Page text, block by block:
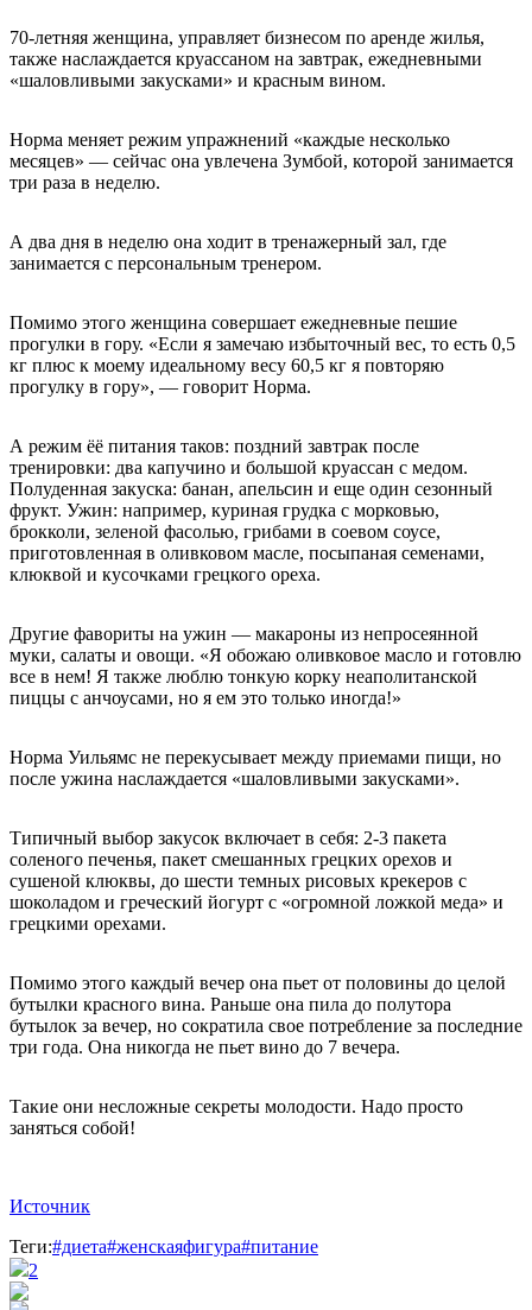
70-летняя женщина, управляет бизнесом по аренде жилья,
также наслаждается круассаном на завтрак, ежедневными
«шаловливыми закусками» и красным вином.
Норма меняет режим упражнений «каждые несколько
месяцев» — сейчас она увлечена Зумбой, которой занимается
три раза в неделю.
А два дня в неделю она ходит в тренажерный зал, где
занимается с персональным тренером.
Помимо этого женщина совершает ежедневные пешие
прогулки в гору. «Если я замечаю избыточный вес, то есть 0,5
кг плюс к моему идеальному весу 60,5 кг я повторяю
прогулку в гору», — говорит Норма.
А режим ёё питания таков: поздний завтрак после
тренировки: два капучино и большой круассан с медом.
Полуденная закуска: банан, апельсин и еще один сезонный
фрукт. Ужин: например, куриная грудка с морковью,
брокколи, зеленой фасолью, грибами в соевом соусе,
приготовленная в оливковом масле, посыпаная семенами,
клюквой и кусочками грецкого ореха.
Другие фавориты на ужин — макароны из непросеянной
муки, салаты и овощи. «Я обожаю оливковое масло и готовлю
все в нем! Я также люблю тонкую корку неаполитанской
пиццы с анчоусами, но я ем это только иногда!»
Норма Уильямс не перекусывает между приемами пищи, но
после ужина наслаждается «шаловливыми закусками».
Типичный выбор закусок включает в себя: 2-3 пакета
соленого печенья, пакет смешанных грецких орехов и
сушеной клюквы, до шести темных рисовых крекеров с
шоколадом и греческий йогурт с «огромной ложкой меда» и
грецкими орехами.
Помимо этого каждый вечер она пьет от половины до целой
бутылки красного вина. Раньше она пила до полутора
бутылок за вечер, но сократила свое потребление за последние
три года. Она никогда не пьет вино до 7 вечера.
Такие они несложные секреты молодости. Надо просто
заняться собой!
Источник
Теги:#диета#женскаяфигура#питание
2